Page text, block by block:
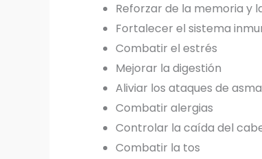
Reforzar de la memoria y
Fortalecer el sistema
Combatir el estrés
Mejorar la digestión
Aliviar los ataques de asma
Combatir alergias
Controlar la caída del
Combatir la tos